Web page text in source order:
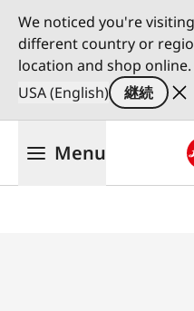
We noticed you're
different country or
location and shop online.
USA (English)
継続
Menu